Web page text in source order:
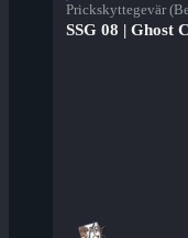
Prickskyttegevär
SSG 08 | Ghost